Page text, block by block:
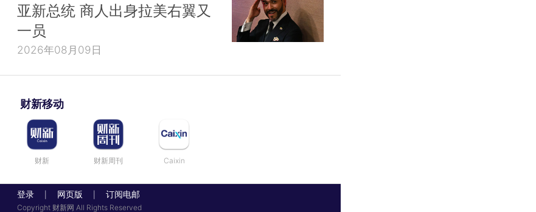
亚新总统 商人出身拉美右翼又
一员
2026年08月09日
财新移动
财新 财新周刊 Caixin
登录 网页版 订阅电邮
Copyright 财新网 All Rights Reserved